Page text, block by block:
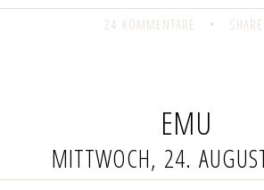
24 KOMMENTARE •
EMU
MITTWOCH, 24.